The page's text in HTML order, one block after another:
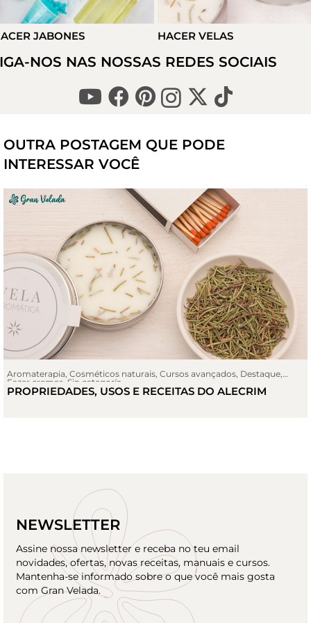
JABONES HACER VELAS
NOS NAS NOSSAS REDES SOCIAIS
OUTRA POSTAGEM QUE PODE
INTERESSAR VOCÊ
Aromaterapia Cosméticos naturais Cursos avançados Destaque
Fazer cremas Sin categoría
PROPRIEDADES, USOS E RECEITAS DO ALECRIM
NEWSLETTER
Assine nossa newsletter e receba no teu email
novidades, ofertas, novas receitas, manuais e cursos.
Mantenha-se informado sobre o que você mais gosta
com Gran Velada.